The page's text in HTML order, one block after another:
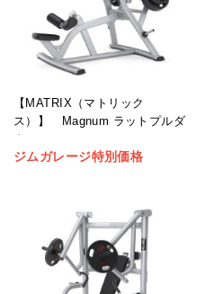
【MATRIX（マトリック
ス）】 Magnum ラットプルダ
ウン
ジムガレージ特別価格